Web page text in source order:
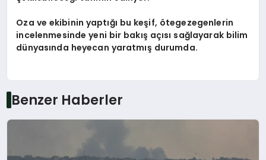
Oza ve ekibinin yaptığı bu keşif, ötegezegenlerin
incelenmesinde yeni bir bakış açısı sağlayarak bilim
dünyasında heyecan yaratmış durumda.
Benzer Haberler